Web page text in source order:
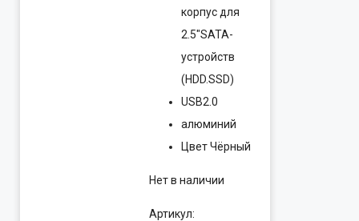
корпус для
2.5″SATA-
устройств
(HDD.SSD)
USB2.0
алюминий
Цвет Чёрный
Нет в наличии
Артикул: